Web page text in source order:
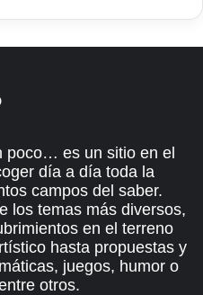
poco… es un sitio en el
día a día toda la
campos del saber.
los temas más diversos,
en el terreno
hasta propuestas y
juegos, humor o
otros.